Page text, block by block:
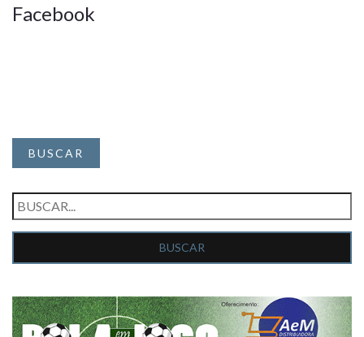
Facebook
BUSCAR